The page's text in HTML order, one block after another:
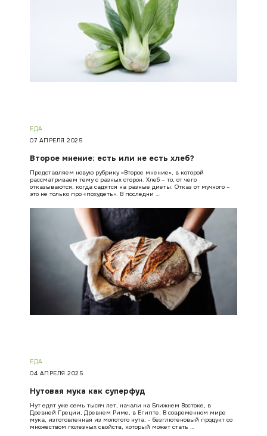
ЕДА
07 АПРЕЛЯ 2025
Второе мнение: есть или не есть хлеб?
Представляем новую рубрику «Второе мнение», в которой
рассматриваем тему с разных сторон. Хлеб – то, от чего
отказываются, когда садятся на разные диеты. Отказ от мучного –
это не только про «похудеть». В последни …
ЕДА
04 АПРЕЛЯ 2025
Нутовая мука как суперфуд
Нут едят уже семь тысяч лет, начали на Ближнем Востоке, в
Древней Греции, Древнем Риме, в Египте. В современном мире
мука, изготовленная из молотого нута, - безглютеновый продукт со
множеством полезных свойств, который может стать …